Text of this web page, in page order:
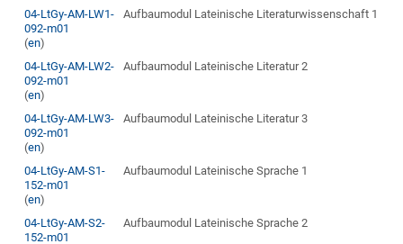
04-LtGy-AM-LW1-
092-m01
(en)
Aufbaumodul Lateinische Literaturwissenschaft 1
04-LtGy-AM-LW2-
092-m01
(en)
Aufbaumodul Lateinische Literatur 2
04-LtGy-AM-LW3-
092-m01
(en)
Aufbaumodul Lateinische Literatur 3
04-LtGy-AM-S1-
152-m01
(en)
Aufbaumodul Lateinische Sprache 1
04-LtGy-AM-S2-
152-m01
Aufbaumodul Lateinische Sprache 2